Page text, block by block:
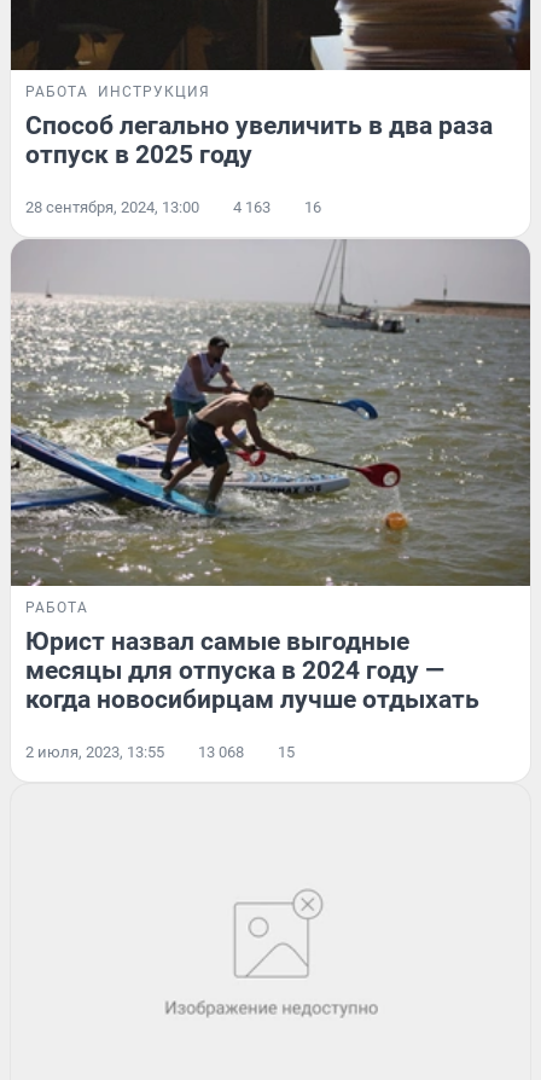
РАБОТА ИНСТРУКЦИЯ
Способ легально увеличить в два раза
отпуск в 2025 году
28 сентября, 2024, 13:00 4 163 16
РАБОТА
Юрист назвал самые выгодные
месяцы для отпуска в 2024 году —
когда новосибирцам лучше отдыхать
2 июля, 2023, 13:55 13 068 15